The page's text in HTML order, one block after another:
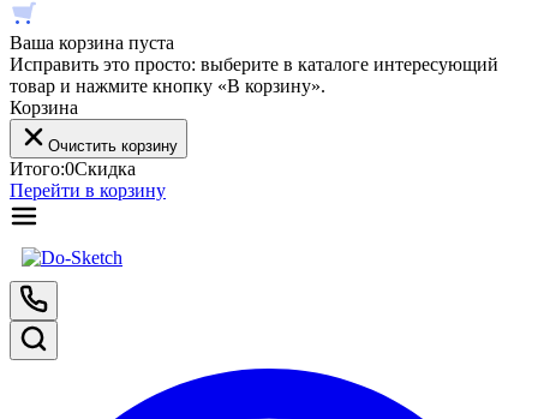
Ваша корзина пуста
Исправить это просто: выберите в каталоге интересующий
товар и нажмите кнопку «В корзину».
Корзина
Очистить корзину
Итого:0Скидка
Перейти в корзину